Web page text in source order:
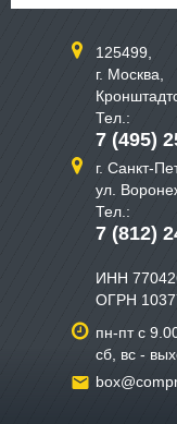
125499,
г. Москва,
Тел.:
7 (495)
г. Санкт-
ул.
Тел.:
7 (812)
ИНН
ОГРН
пн-пт с
сб, вс -